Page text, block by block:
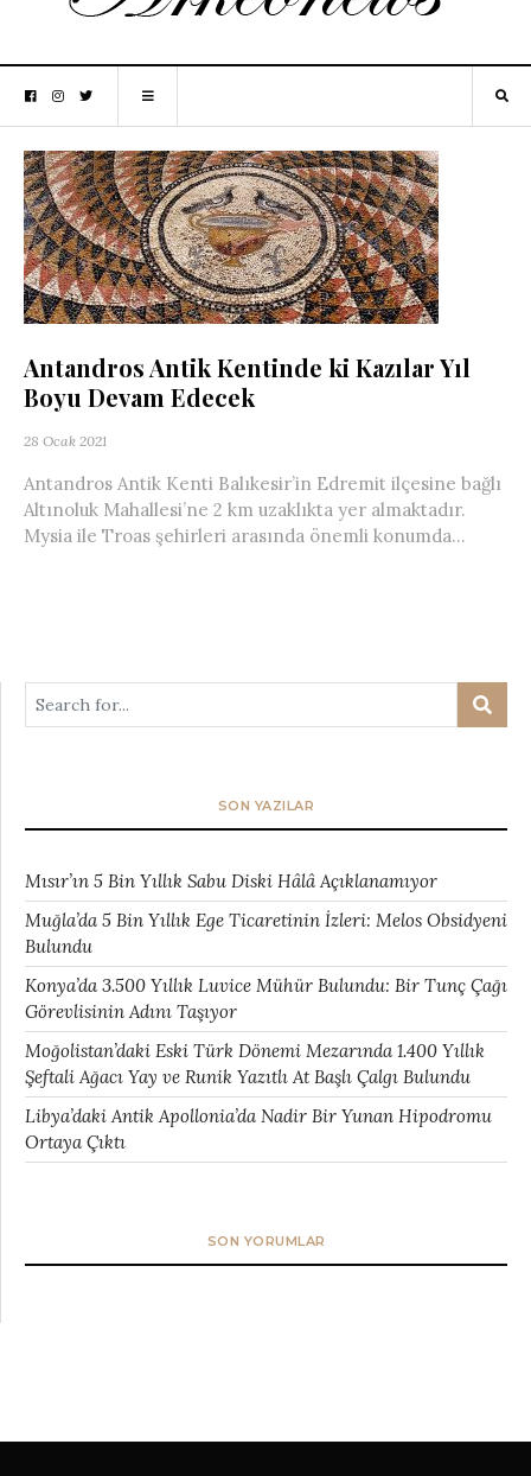
Antandros Antik Kentinde ki Kazılar Yıl
Boyu Devam Edecek
28 Ocak 2021
Antandros Antik Kenti Balıkesir’in Edremit ilçesine bağlı
Altınoluk Mahallesi’ne 2 km uzaklıkta yer almaktadır.
Mysia ile Troas şehirleri arasında önemli konumda...
SON YAZILAR
Mısır’ın 5 Bin Yıllık Sabu Diski Hâlâ Açıklanamıyor
Muğla’da 5 Bin Yıllık Ege Ticaretinin İzleri: Melos Obsidyeni
Bulundu
Konya’da 3.500 Yıllık Luvice Mühür Bulundu: Bir Tunç Çağı
Görevlisinin Adını Taşıyor
Moğolistan’daki Eski Türk Dönemi Mezarında 1.400 Yıllık
Şeftali Ağacı Yay ve Runik Yazıtlı At Başlı Çalgı Bulundu
Libya’daki Antik Apollonia’da Nadir Bir Yunan Hipodromu
Ortaya Çıktı
SON YORUMLAR